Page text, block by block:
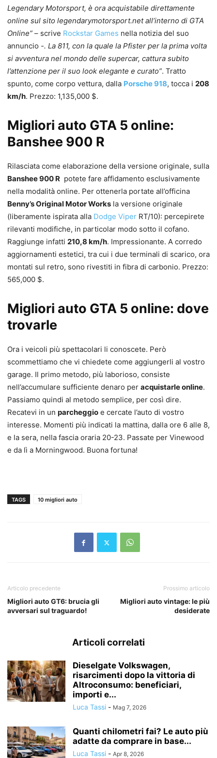
Legendary Motorsport, è ora acquistabile direttamente
online sul sito legendarymotorsport.net all’interno di GTA
Online” – scrive Rockstar Games nella notizia del suo
annuncio -. La 811, con la quale la Pfister per la prima volta
si avventura nel mondo delle supercar, cattura subito
l’attenzione per il suo look elegante e curato”. Tratto
spunto, come corpo vettura, dalla Porsche 918, tocca i 208
km/h. Prezzo: 1,135,000 $.
Migliori auto GTA 5 online:
Banshee 900 R
Rilasciata come elaborazione della versione originale, sulla
Banshee 900 R potete fare affidamento esclusivamente
nella modalità online. Per ottenerla portate all’officina
Benny’s Original Motor Works la versione originale
(liberamente ispirata alla Dodge Viper RT/10): percepirete
rilevanti modifiche, in particolar modo sotto il cofano.
Raggiunge infatti 210,8 km/h. Impressionante. A corredo
aggiornamenti estetici, tra cui i due terminali di scarico, ora
montati sul retro, sono rivestiti in fibra di carbonio. Prezzo:
565,000 $.
Migliori auto GTA 5 online: dove
trovarle
Ora i veicoli più spettacolari li conoscete. Però
scommettiamo che vi chiedete come aggiungerli al vostro
garage. Il primo metodo, più laborioso, consiste
nell’accumulare sufficiente denaro per acquistarle online.
Passiamo quindi al metodo semplice, per così dire.
Recatevi in un parcheggio e cercate l’auto di vostro
interesse. Momenti più indicati la mattina, dalla ore 6 alle 8,
e la sera, nella fascia oraria 20-23. Passate per Vinewood
e da lì a Morningwood. Buona fortuna!
TAGS 10 migliori auto
Articolo precedente
Migliori auto GT6: brucia gli
avversari sul traguardo!
Prossimo articolo
Migliori auto vintage: le più
desiderate
Articoli correlati
Dieselgate Volkswagen,
risarcimenti dopo la vittoria di
Altroconsumo: beneficiari,
importi e...
Luca Tassi - Mag 7, 2026
Quanti chilometri fai? Le auto più
adatte da comprare in base...
Luca Tassi - Apr 8, 2026